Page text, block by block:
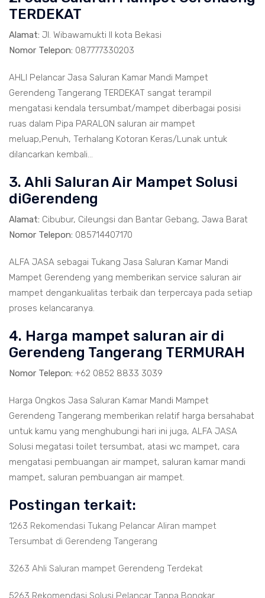
TERDEKAT
Alamat: Jl. Wibawamukti II kota Bekasi
Nomor Telepon: 087777330203
AHLI Pelancar Jasa Saluran Kamar Mandi Mampet
Gerendeng Tangerang TERDEKAT sangat terampil
mengatasi kendala tersumbat/mampet diberbagai posisi
ruas dalam Pipa PARALON saluran air mampet
meluap,Penuh, Terhalang Kotoran Keras/Lunak untuk
dilancarkan kembali...
3. Ahli Saluran Air Mampet Solusi
diGerendeng
Alamat: Cibubur, Cileungsi dan Bantar Gebang, Jawa Barat
Nomor Telepon: 085714407170
ALFA JASA sebagai Tukang Jasa Saluran Kamar Mandi
Mampet Gerendeng yang memberikan service saluran air
mampet dengankualitas terbaik dan terpercaya pada setiap
proses kelancaranya.
4. Harga mampet saluran air di
Gerendeng Tangerang TERMURAH
Nomor Telepon: +62 0852 8833 3039
Harga Ongkos Jasa Saluran Kamar Mandi Mampet
Gerendeng Tangerang memberikan relatif harga bersahabat
untuk kamu yang menghubungi hari ini juga, ALFA JASA
Solusi megatasi toilet tersumbat, atasi wc mampet, cara
mengatasi pembuangan air mampet, saluran kamar mandi
mampet, saluran pembuangan air mampet.
Postingan terkait:
1263 Rekomendasi Tukang Pelancar Aliran mampet
Tersumbat di Gerendeng Tangerang
3263 Ahli Saluran mampet Gerendeng Terdekat
5263 Rekomendasi Solusi Pelancar Tanpa Bongkar